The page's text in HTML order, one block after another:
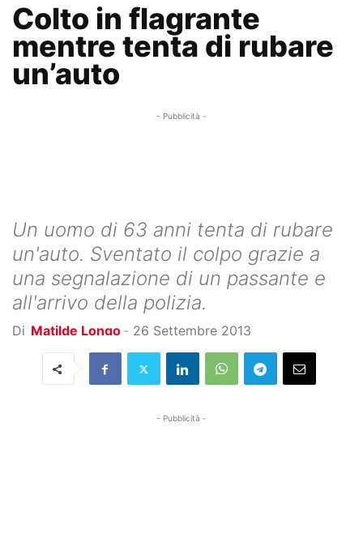
Colto in flagrante
mentre tenta di rubare
un’auto
- Pubblicità -
Un uomo di 63 anni tenta di rubare
un'auto. Sventato il colpo grazie a
una segnalazione di un passante e
all'arrivo della polizia.
Di Matilde Longo - 26 Settembre 2013
- Pubblicità -